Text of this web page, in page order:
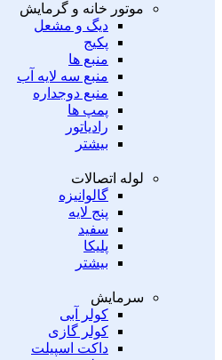
موتور خانه و گرمایش
دیگ و مشعل
پکیج
منبع ها
منبع سه لایه آب
منبع دوجداره
پمپ ها
رادیاتور
بیشتر
لوله اتصالات
گالوانیزه
پنج لایه
سفید
پلیکا
بیشتر
سرمایش
کولر آبی
کولر گازی
داکت اسپیلت